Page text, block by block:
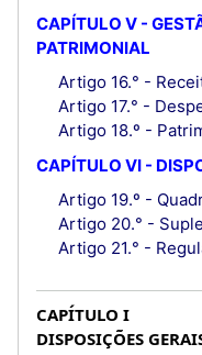
CAPÍTULO V -
PATRIMONIAL
Artigo 16.° -
Artigo 17.° -
Artigo 18.º -
CAPÍTULO VI -
Artigo 19.º -
Artigo 20.° -
Artigo 21.° -
CAPÍTULO I
DISPOSIÇÕES